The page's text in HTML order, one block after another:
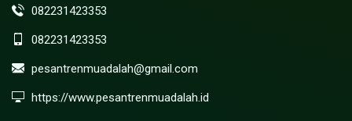
082231423353
082231423353
pesantrenmuadalah@gmail.com
https://www.pesantrenmuadalah.id